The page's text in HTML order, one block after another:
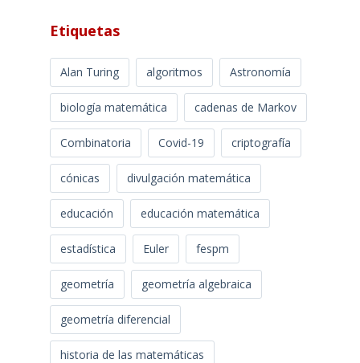
Etiquetas
Alan Turing algoritmos Astronomía
biología matemática cadenas de Markov
Combinatoria Covid-19 criptografía
cónicas divulgación matemática
educación educación matemática
estadística Euler fespm
geometría geometría algebraica
geometría diferencial
historia de las matemáticas